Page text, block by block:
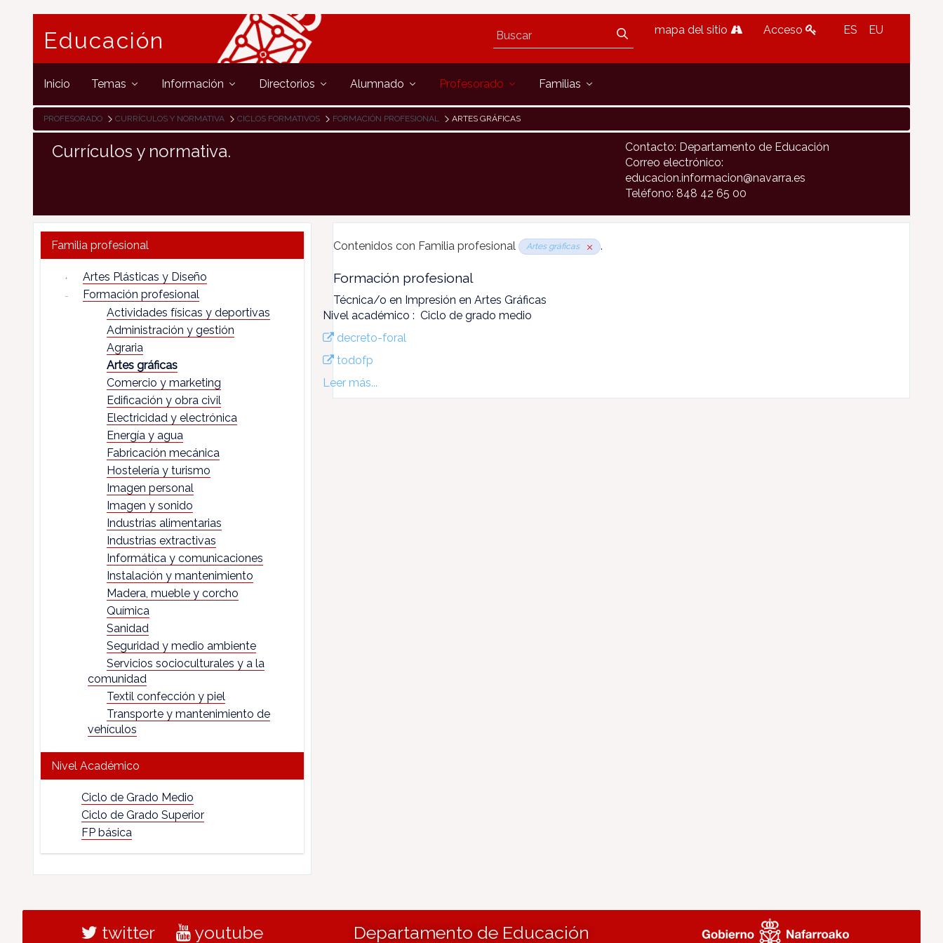
Educación mapa del sitio Acceso ES EU
Inicio Temas Información Directorios Alumnado Profesorado Familias
PROFESORADO CURRÍCULOS Y NORMATIVA CICLOS FORMATIVOS FORMACIÓN PROFESIONAL ARTES GRÁFICAS
Currículos y normativa.
Contacto: Departamento de Educación
Correo electrónico:
educacion.informacion@navarra.es
Teléfono: 848 42 65 00
Familia profesional
Artes Plásticas y Diseño
Formación profesional
Actividades físicas y deportivas
Administración y gestión
Agraria
Artes gráficas
Comercio y marketing
Edificación y obra civil
Electricidad y electrónica
Energía y agua
Fabricación mecánica
Hostelería y turismo
Imagen personal
Imagen y sonido
Industrias alimentarias
Industrias extractivas
Informática y comunicaciones
Instalación y mantenimiento
Madera, mueble y corcho
Química
Sanidad
Seguridad y medio ambiente
Servicios socioculturales y a la
comunidad
Textil confección y piel
Transporte y mantenimiento de
vehículos
Nivel Académico
Ciclo de Grado Medio
Ciclo de Grado Superior
FP básica
Contenidos con Familia profesional Artes gráficas .
Formación profesional
Técnica/o en Impresión en Artes Gráficas
Nivel académico : Ciclo de grado medio
decreto-foral
todofp
Leer más...
twitter youtube Departamento de Educación